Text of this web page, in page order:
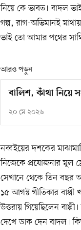
নিয়ে কে ভাবত। বাদল
গল্প, রাগ-অভিমানই
ভাই তো আমার পথের
আরও পড়ুন
বালিশ, কাঁথা নিয়ে
২০ মে ২০২৬
নব্বইয়ের দশকের
নিজেকে প্রযোজনার মূল
সেখানে থেকে তিন বছর
১৫ আগস্ট গীতিকার বাপ্পী
উত্তরায় গিয়েছিলেন
দেখে ডাক দেন বাদল।